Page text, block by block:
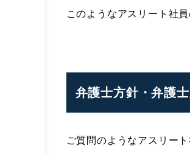
このようなアスリート社
弁護士方針・弁護
ご質問のようなアスリー